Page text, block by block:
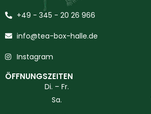
+49 - 345 - 20 26 966
info@tea-box-halle.de
Instagram
ÖFFNUNGSZEITEN
Di. – Fr.
Sa.